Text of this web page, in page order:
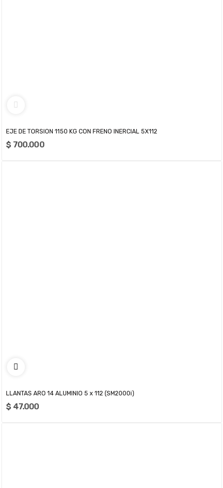
EJE DE TORSION 1150 KG CON FRENO INERCIAL 5X112
$ 700.000
LLANTAS ARO 14 ALUMINIO 5 x 112 (SM2000i)
$ 47.000